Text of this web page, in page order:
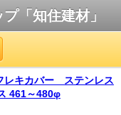
「知住建材」
レキカバー ステンレス
461～480φ